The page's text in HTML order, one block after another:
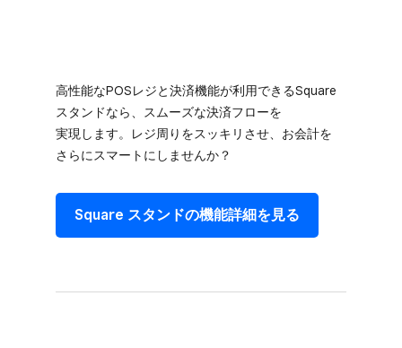
高性能な​POSレジと​決済機能が​利用できる​Square
スタンドなら、​スムーズな​決済フローを​
実現します。​レジ周りを​スッキリさせ、​お会計を​
さらに​スマートにしませんか？
Square スタンドの​機能詳細を​見る